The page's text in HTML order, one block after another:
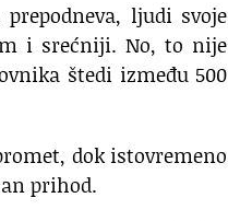
ljudi svoje
i srećniji. No, to nije
štedi između 500
dok istovremeno
prihod.